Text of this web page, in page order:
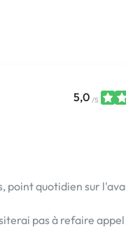
5,0 /5
point quotidien sur
pas à refaire